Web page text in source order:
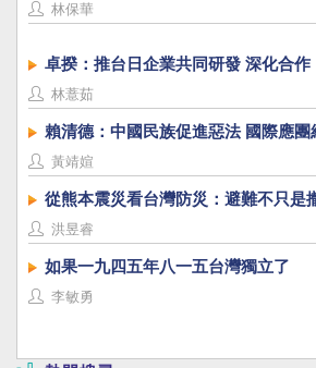
林保華
卓揆：推台日企業共同研發 深化合作
林薏茹
賴清德：中國民族促進惡法 國際應團
黃靖媗
從熊本震災看台灣防災：避難不只是
洪昱睿
如果一九四五年八一五台灣獨立了
李敏勇